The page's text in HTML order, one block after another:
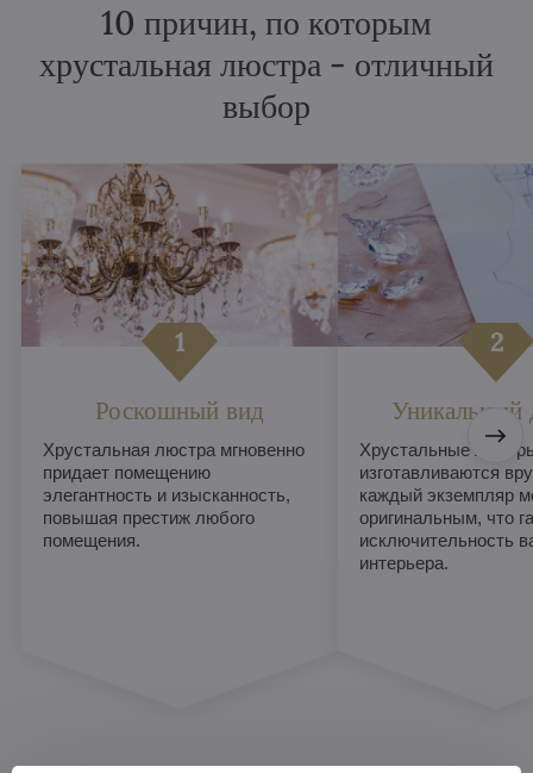
10 причин, по которым
хрустальная люстра - отличный
выбор
Роскошный вид
Хрустальная люстра мгновенно
придает помещению
элегантность и изысканность,
повышая престиж любого
помещения.
Уникальный
Хрустальные
изготавливаются
каждый экземпляр
оригинальным, что
исключительность
интерьера.